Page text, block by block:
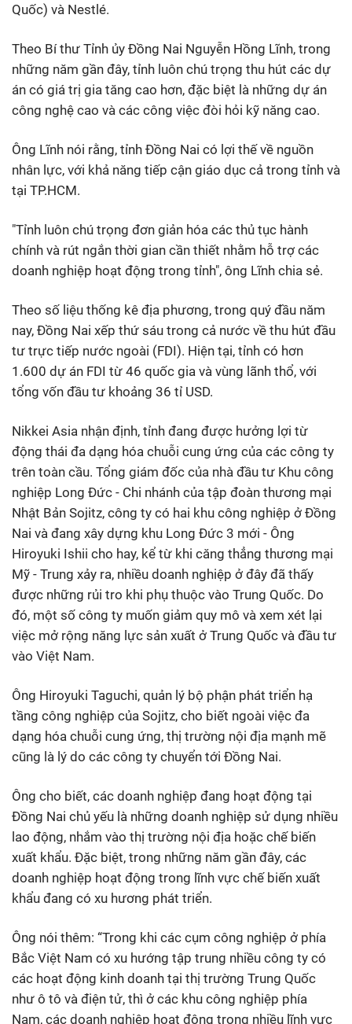
Quốc) và Nestlé.
Theo Bí thư Tỉnh ủy Đồng Nai Nguyễn Hồng Lĩnh, trong
những năm gần đây, tỉnh luôn chú trọng thu hút các dự
án có giá trị gia tăng cao hơn, đặc biệt là những dự án
công nghệ cao và các công việc đòi hỏi kỹ năng cao.
Ông Lĩnh nói rằng, tỉnh Đồng Nai có lợi thế về nguồn
nhân lực, với khả năng tiếp cận giáo dục cả trong tỉnh và
tại TP.HCM.
"Tỉnh luôn chú trọng đơn giản hóa các thủ tục hành
chính và rút ngắn thời gian cần thiết nhằm hỗ trợ các
doanh nghiệp hoạt động trong tỉnh", ông Lĩnh chia sẻ.
Theo số liệu thống kê địa phương, trong quý đầu năm
nay, Đồng Nai xếp thứ sáu trong cả nước về thu hút đầu
tư trực tiếp nước ngoài (FDI). Hiện tại, tỉnh có hơn
1.600 dự án FDI từ 46 quốc gia và vùng lãnh thổ, với
tổng vốn đầu tư khoảng 36 tỉ USD.
Nikkei Asia nhận định, tỉnh đang được hưởng lợi từ
động thái đa dạng hóa chuỗi cung ứng của các công ty
trên toàn cầu. Tổng giám đốc của nhà đầu tư Khu công
nghiệp Long Đức - Chi nhánh của tập đoàn thương mại
Nhật Bản Sojitz, công ty có hai khu công nghiệp ở Đồng
Nai và đang xây dựng khu Long Đức 3 mới - Ông
Hiroyuki Ishii cho hay, kể từ khi căng thẳng thương mại
Mỹ - Trung xảy ra, nhiều doanh nghiệp ở đây đã thấy
được những rủi tro khi phụ thuộc vào Trung Quốc. Do
đó, một số công ty muốn giảm quy mô và xem xét lại
việc mở rộng năng lực sản xuất ở Trung Quốc và đầu tư
vào Việt Nam.
Ông Hiroyuki Taguchi, quản lý bộ phận phát triển hạ
tầng công nghiệp của Sojitz, cho biết ngoài việc đa
dạng hóa chuỗi cung ứng, thị trường nội địa mạnh mẽ
cũng là lý do các công ty chuyển tới Đồng Nai.
Ông cho biết, các doanh nghiệp đang hoạt động tại
Đồng Nai chủ yếu là những doanh nghiệp sử dụng nhiều
lao động, nhắm vào thị trường nội địa hoặc chế biến
xuất khẩu. Đặc biệt, trong những năm gần đây, các
doanh nghiệp hoạt động trong lĩnh vực chế biến xuất
khẩu đang có xu hương phát triển.
Ông nói thêm: “Trong khi các cụm công nghiệp ở phía
Bắc Việt Nam có xu hướng tập trung nhiều công ty có
các hoạt động kinh doanh tại thị trường Trung Quốc
như ô tô và điện tử, thì ở các khu công nghiệp phía
Nam, các doanh nghiệp hoạt động trong nhiều lĩnh vực